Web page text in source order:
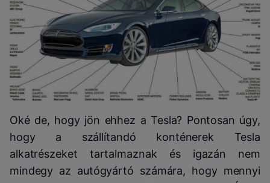
Oké de, hogy jön ehhez a Tesla? Pontosan úgy,
hogy a szállítandó konténerek Tesla
alkatrészeket tartalmaznak és igazán nem
mindegy az autógyártó számára, hogy mennyi